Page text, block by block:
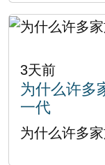
3天前
为什么许多
一代
为什么许多